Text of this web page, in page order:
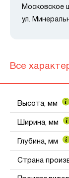
Московское
ул.
Все
Высота, мм
Ширина, мм
Глубина, мм
Страна